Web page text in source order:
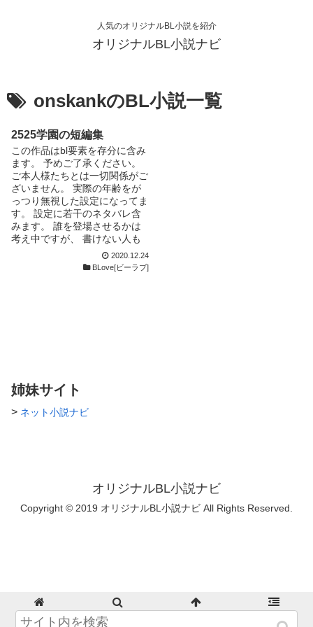
人気のオリジナルBL小説を紹介
オリジナルBL小説ナビ
onskankのBL小説一覧
2525学園の短編集
この作品はbl要素を存分に含み
ます。 予めご了承ください。
ご本人様たちとは一切関係がご
ざいません。 実際の年齢をが
っつり無視した設定になってま
す。 設定に若干のネタバレ含
みます。 誰を登場させるかは
考え中ですが、 書けない人も
いるので、 リクエストは今は
基本的に受け付けません。 感
2020.12.24
BLove[ビーラブ]
姉妹サイト
> ネット小説ナビ
オリジナルBL小説ナビ
Copyright © 2019 オリジナルBL小説ナビ All Rights Reserved.
ホーム